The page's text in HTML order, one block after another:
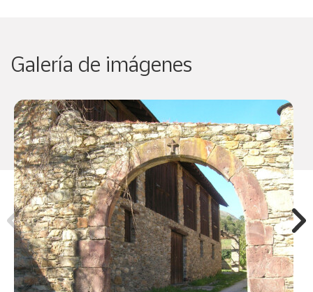
Galería de imágenes